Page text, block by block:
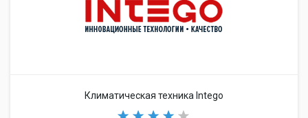
Климатическая техника Intego